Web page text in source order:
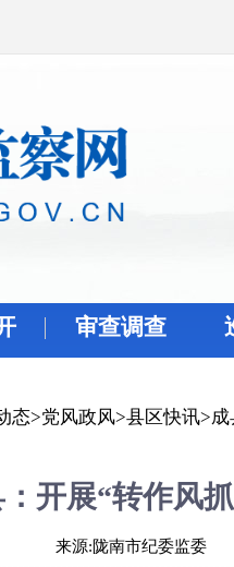
审查调查
态>党风政风>县区快讯>成
开展“转作风
来源:陇南市纪委监委